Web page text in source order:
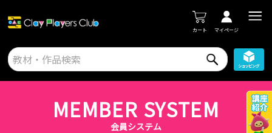
カート マイページ
MEMBER SYSTEM
会員システム